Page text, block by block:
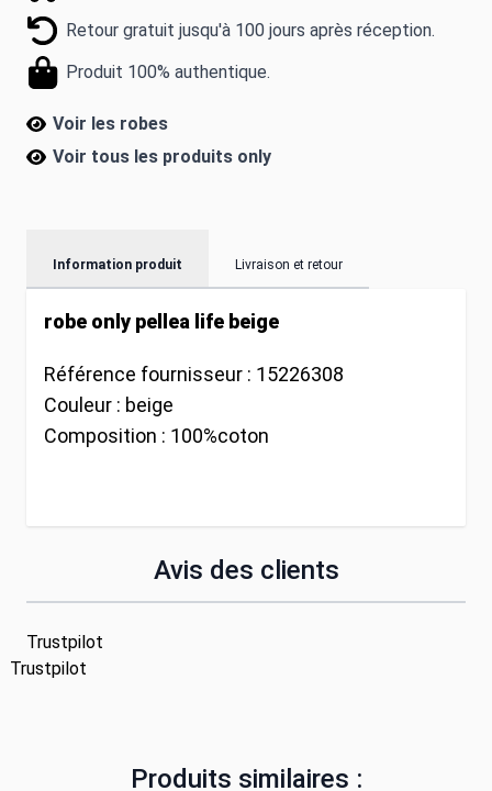
Retour gratuit jusqu'à 100 jours après réception.
Produit 100% authentique.
Voir les robes
Voir tous les produits only
Information produit Livraison et retour
robe only pellea life beige
Référence fournisseur : 15226308
Couleur : beige
Composition : 100%coton
Avis des clients
Trustpilot
Trustpilot
Produits similaires :